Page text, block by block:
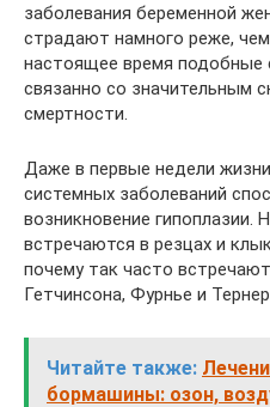
заболевания беременной
страдают намного реже,
настоящее время подобные
связанно со значительным
смертности.
Даже в первые недели
системных заболеваний
возникновение гипоплазии.
встречаются в резцах и
почему так часто
Гетчинсона, Фурнье и
Читайте также:
бормашины: озон,